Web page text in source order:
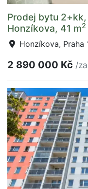
Prodej bytu
Honzíkova, 41 m2
Honzíkova, Praha
2 890 000 Kč /